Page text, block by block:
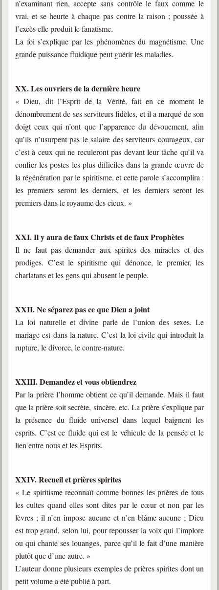
n’examinant rien, accepte sans contrôle le faux comme le
vrai, et se heurte à chaque pas contre la raison ; poussée à
l’excès elle produit le fanatisme.
La foi s’explique par les phénomènes du magnétisme. Une
grande puissance fluidique peut guérir les maladies.
XX. Les ouvriers de la dernière heure
« Dieu, dit l’Esprit de la Vérité, fait en ce moment le
dénombrement de ses serviteurs fidèles, et il a marqué de son
doigt ceux qui n’ont que l’apparence du dévouement, afin
qu’ils n’usurpent pas le salaire des serviteurs courageux, car
c’est à ceux qui ne reculeront pas devant leur tâche qu’il va
confier les postes les plus difficiles dans la grande œuvre de
la régénération par le spiritisme, et cette parole s’accomplira :
les premiers seront les derniers, et les derniers seront les
premiers dans le royaume des cieux. »
XXI. Il y aura de faux Christs et de faux Prophètes
Il ne faut pas demander aux spirites des miracles et des
prodiges. C’est le spiritisme qui dénonce, le premier, les
charlatans et les gens qui abusent le peuple.
XXII. Ne séparez pas ce que Dieu a joint
La loi naturelle et divine parle de l’union des sexes. Le
mariage est dans la nature. C’est la loi civile qui introduit la
rupture, le divorce, le contre-nature.
XXIII. Demandez et vous obtiendrez
Par la prière l’homme obtient ce qu’il demande. Mais il faut
que la prière soit secrète, sincère, etc. La prière s’explique par
la présence du fluide universel dans lequel baignent les
esprits. C’est ce fluide qui est le véhicule de la pensée et le
lien entre nous et les Esprits.
XXIV. Recueil et prières spirites
« Le spiritisme reconnaît comme bonnes les prières de tous
les cultes quand elles sont dites par le cœur et non par les
lèvres ; il n’en impose aucune et n’en blâme aucune ; Dieu
est trop grand, selon lui, pour repousser la voix qui l’implore
ou qui chante ses louanges, parce qu’il le fait d’une manière
plutôt que d’une autre. »
L’auteur donne plusieurs exemples de prières spirites dont un
petit volume a été publié à part.